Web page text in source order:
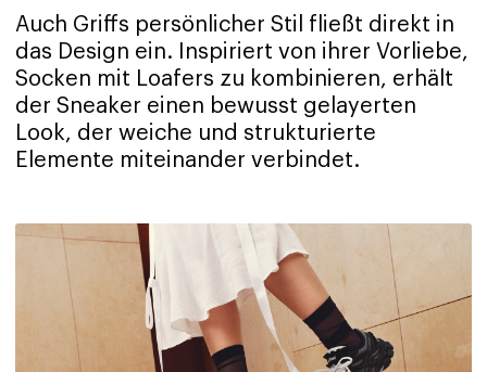
Auch Griffs persönlicher Stil fließt direkt in
das Design ein. Inspiriert von ihrer Vorliebe,
Socken mit Loafers zu kombinieren, erhält
der Sneaker einen bewusst gelayerten
Look, der weiche und strukturierte
Elemente miteinander verbindet.